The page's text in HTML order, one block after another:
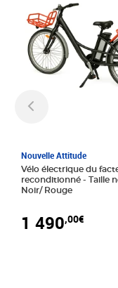
Nouvelle Attitude
Vélo électrique du
reconditionné - Taille normale -
Noir/ Rouge
1 490,00€